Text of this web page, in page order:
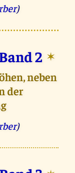
)
2 ✶
neben
der
)